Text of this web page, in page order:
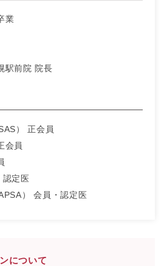
業
駅前院 院長
） 正会員
会員
認定医
） 会員・認定医
について